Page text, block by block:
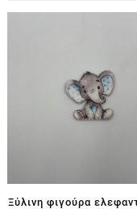
Ξύλινη φιγούρα